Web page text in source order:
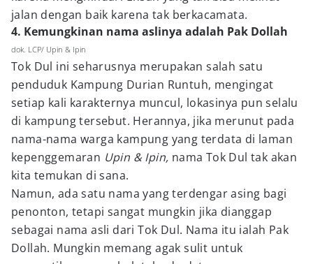
jalan dengan baik karena tak berkacamata.
4. Kemungkinan nama aslinya adalah Pak Dollah
dok. LCP/ Upin & Ipin
Tok Dul ini seharusnya merupakan salah satu
penduduk Kampung Durian Runtuh, mengingat
setiap kali karakternya muncul, lokasinya pun selalu
di kampung tersebut. Herannya, jika merunut pada
nama-nama warga kampung yang terdata di laman
kepenggemaran Upin & Ipin, nama Tok Dul tak akan
kita temukan di sana.
Namun, ada satu nama yang terdengar asing bagi
penonton, tetapi sangat mungkin jika dianggap
sebagai nama asli dari Tok Dul. Nama itu ialah Pak
Dollah. Mungkin memang agak sulit untuk